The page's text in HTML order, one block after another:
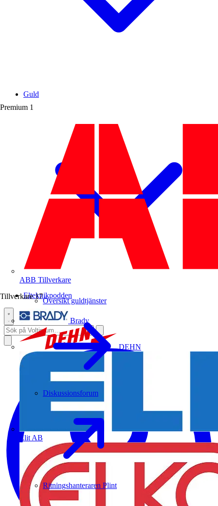
Premium 1
ABB Tillverkare
Tillverkare 17
Brady
DEHN
Elit AB
Guld
Översikt guldtjänster
Diskussionsforum
Ritningshanteraren Plint
Elteknikpodden